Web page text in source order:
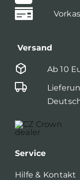
Versand
Ab 10
Service
Hilfe & Kontakt